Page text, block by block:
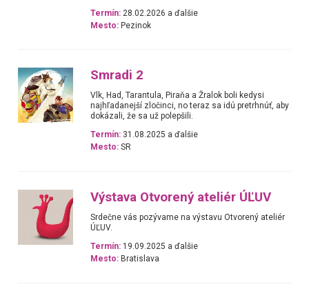
Termín: 28.02.2026 a ďalšie
Mesto: Pezinok
Smradi 2
Vlk, Had, Tarantula, Piraňa a Žralok boli kedysi
najhľadanejší zločinci, no teraz sa idú pretrhnúť, aby
dokázali, že sa už polepšili.
Termín: 31.08.2025 a ďalšie
Mesto: SR
Výstava Otvorený ateliér ÚĽUV
Srdečne vás pozývame na výstavu Otvorený ateliér
ÚĽUV.
Termín: 19.09.2025 a ďalšie
Mesto: Bratislava